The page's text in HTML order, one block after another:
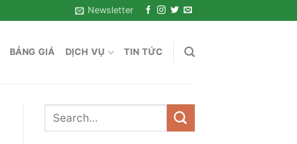
Newsletter
BẢNG GIÁ DỊCH VỤ TIN TỨC